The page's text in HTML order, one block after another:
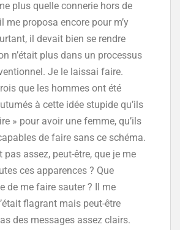
plus quelle connerie hors de
me proposa encore pour m’y
il devait bien se rendre
n’était plus dans un processus
Je le laissai faire.
que les hommes ont été
à cette idée stupide qu’ils
» pour avoir une femme, qu’ils
de faire sans ce schéma.
pas assez, peut-être, que je me
ces apparences ? Que
de me faire sauter ? Il me
flagrant mais peut-être
des messages assez clairs.